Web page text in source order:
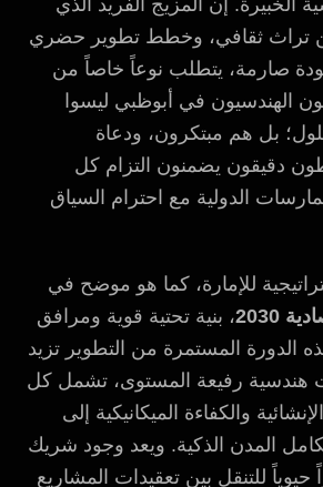
الخبيرة. إن المزيج الفريد الذي
تراث ثقافي، وخطط تطوير حضري
صارمة، يتطلب نوعاً خاصاً من
الهندسيون في أبوظبي ليسوا
بل هم مبتكرون، ودعاة
دقيقون يضمنون التزام كل
الدولية مع احترام السياق
للإمارة، كما هو موضح في
2030
، بنية تحتية قوية ومرافق
الدورة المستمرة من التطوير تزيد
هندسية رفيعة المستوى، تشمل كل
والكفاءة الميكانيكية إلى
وتكامل المدن الذكية. ويعد وجود شريك
للتنقل بين تعقيدات المشاريع